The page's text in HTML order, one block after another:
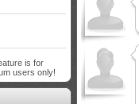
is for
users only!